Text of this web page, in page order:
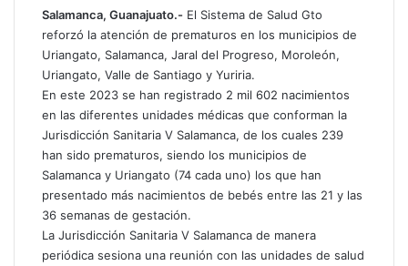
t
a
p
o
r
c
o
r
r
e
Salamanca, Guanajuato.- El Sistema de Salud Gto
reforzó la atención de prematuros en los municipios de
Uriangato, Salamanca, Jaral del Progreso, Moroleón,
Uriangato, Valle de Santiago y Yuriria.
En este 2023 se han registrado 2 mil 602 nacimientos
en las diferentes unidades médicas que conforman la
Jurisdicción Sanitaria V Salamanca, de los cuales 239
han sido prematuros, siendo los municipios de
Salamanca y Uriangato (74 cada uno) los que han
presentado más nacimientos de bebés entre las 21 y las
36 semanas de gestación.
La Jurisdicción Sanitaria V Salamanca de manera
periódica sesiona una reunión con las unidades de salud